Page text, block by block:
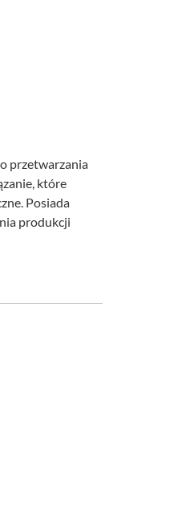
przetwarzania
które
Posiada
produkcji